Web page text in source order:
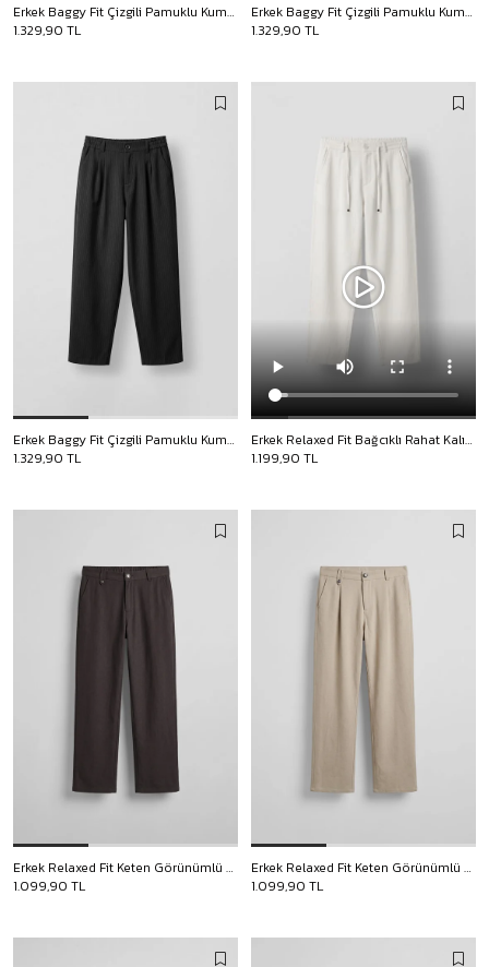
Erkek Baggy Fit Çizgili Pamuklu Kumaş Pantolon Kahverengi
1.329,90 TL
Erkek Baggy Fit Çizgili Pamuklu Kumaş Pantolon Taş Rengi
1.329,90 TL
Erkek Baggy Fit Çizgili Pamuklu Kumaş Pantolon Siyah
1.329,90 TL
Erkek Relaxed Fit Bağcıklı Rahat Kalıp Pantolon Beyaz
1.199,90 TL
Erkek Relaxed Fit Keten Görünümlü Pantolon Koyu Kahve
1.099,90 TL
Erkek Relaxed Fit Keten Görünümlü Pantolon Bej
1.099,90 TL